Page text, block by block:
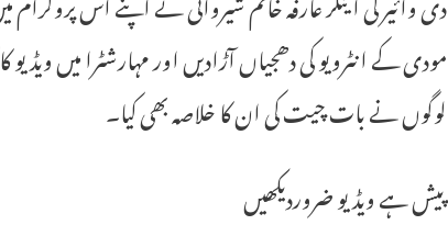
مودی کے انٹرویو کی دھجیاں آڑادیں اور مہارشٹرا میں
لوگوں نے بات چیت کی ان کا خلاصہ بھی کیا۔
پیش ہے ویڈیو ضروردیکھیں